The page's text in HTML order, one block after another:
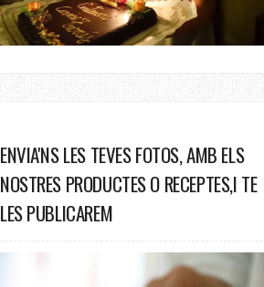
ENVIA'NS LES TEVES FOTOS, AMB ELS
NOSTRES PRODUCTES O RECEPTES,I TE
LES PUBLICAREM